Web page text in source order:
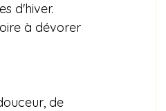
d'hiver.
à dévorer
de